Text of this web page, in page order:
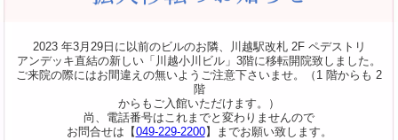
2023 年3月29日に以前のビルのお隣、川越駅改札 2F ペデストリ
アンデッキ直結の新しい「川越小川ビル」3階に移転開院致しました。
ご来院の際にはお間違えの無いようご注意下さいませ。（1 階からも 2
階
からもご入館いただけます。）
尚、電話番号はこれまでと変わりませんので
お問合せは【049-229-2200】までお願い致します。